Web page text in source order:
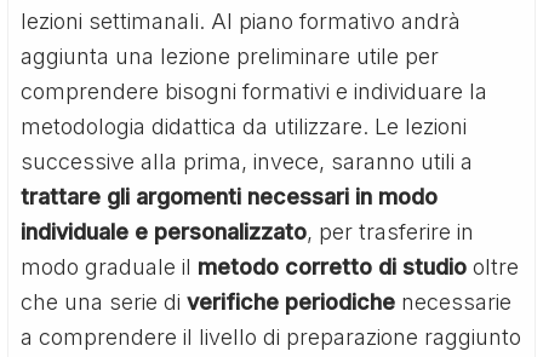
lezioni settimanali. Al piano formativo andrà
aggiunta una lezione preliminare utile per
comprendere bisogni formativi e individuare la
metodologia didattica da utilizzare. Le lezioni
successive alla prima, invece, saranno utili a
trattare gli argomenti necessari in modo
individuale e personalizzato, per trasferire in
modo graduale il metodo corretto di studio oltre
che una serie diverifiche periodiche necessarie
a comprendere il livello di preparazione raggiunto